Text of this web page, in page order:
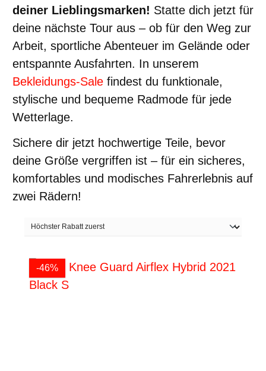
deiner Lieblingsmarken! Statte dich jetzt für
deine nächste Tour aus – ob für den Weg zur
Arbeit, sportliche Abenteuer im Gelände oder
entspannte Ausfahrten. In unserem
Bekleidungs-Sale findest du funktionale,
stylische und bequeme Radmode für jede
Wetterlage.
Sichere dir jetzt hochwertige Teile, bevor
deine Größe vergriffen ist – für ein sicheres,
komfortables und modisches Fahrerlebnis auf
zwei Rädern!
-46%